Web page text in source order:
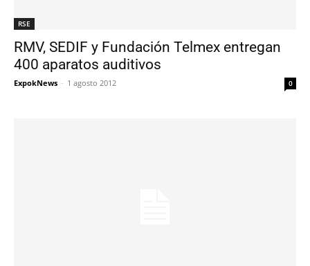
RSE
RMV, SEDIF y Fundación Telmex entregan
400 aparatos auditivos
ExpokNews - 1 agosto 2012 0